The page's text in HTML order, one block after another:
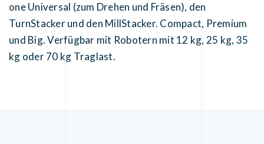
one Universal (zum Drehen und Fräsen), den
TurnStacker und den MillStacker. Compact, Premium
und Big. Verfügbar mit Robotern mit 12 kg, 25 kg, 35
kg oder 70 kg Traglast.